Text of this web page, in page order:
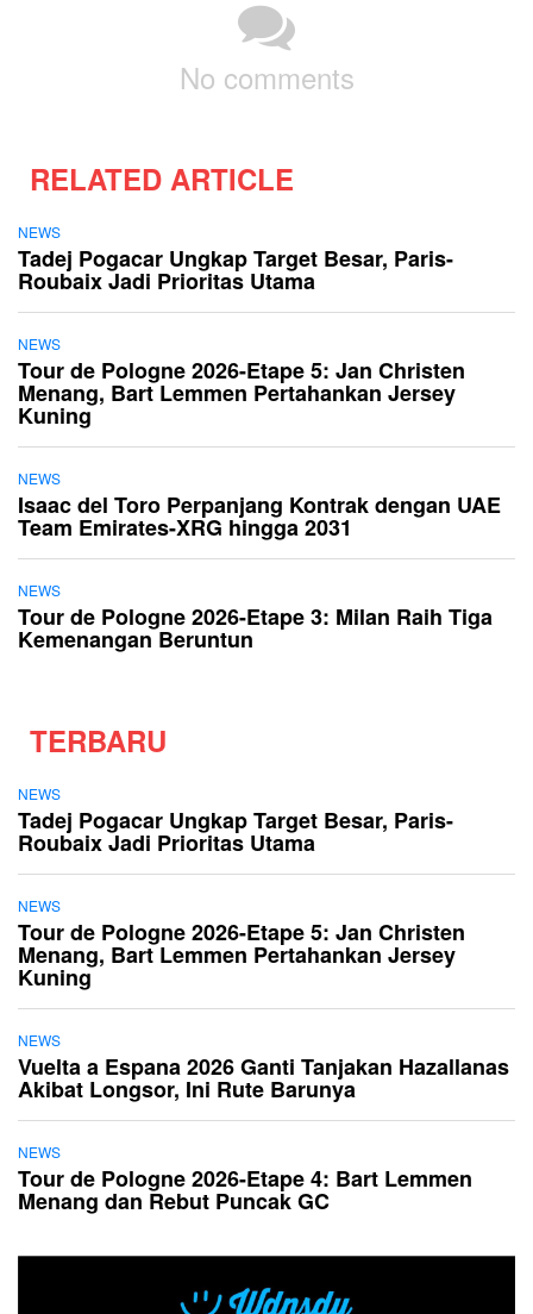
No comments
RELATED ARTICLE
NEWS
Tadej Pogacar Ungkap Target Besar, Paris-
Roubaix Jadi Prioritas Utama
NEWS
Tour de Pologne 2026-Etape 5: Jan Christen
Menang, Bart Lemmen Pertahankan Jersey
Kuning
NEWS
Isaac del Toro Perpanjang Kontrak dengan UAE
Team Emirates-XRG hingga 2031
NEWS
Tour de Pologne 2026-Etape 3: Milan Raih Tiga
Kemenangan Beruntun
TERBARU
NEWS
Tadej Pogacar Ungkap Target Besar, Paris-
Roubaix Jadi Prioritas Utama
NEWS
Tour de Pologne 2026-Etape 5: Jan Christen
Menang, Bart Lemmen Pertahankan Jersey
Kuning
NEWS
Vuelta a Espana 2026 Ganti Tanjakan Hazallanas
Akibat Longsor, Ini Rute Barunya
NEWS
Tour de Pologne 2026-Etape 4: Bart Lemmen
Menang dan Rebut Puncak GC